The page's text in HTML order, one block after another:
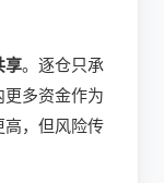
享。逐仓只承
多资金作为
，但风险传